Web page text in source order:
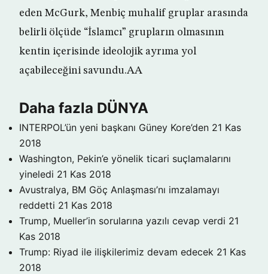
eden McGurk, Menbiç muhalif gruplar arasında
belirli ölçüde “İslamcı” grupların olmasının
kentin içerisinde ideolojik ayrıma yol
açabileceğini savundu.AA
Daha fazla DÜNYA
INTERPOL’ün yeni başkanı Güney Kore’den 21 Kas
2018
Washington, Pekin’e yönelik ticari suçlamalarını
yineledi 21 Kas 2018
Avustralya, BM Göç Anlaşması’nı imzalamayı
reddetti 21 Kas 2018
Trump, Mueller’in sorularına yazılı cevap verdi 21
Kas 2018
Trump: Riyad ile ilişkilerimiz devam edecek 21 Kas
2018